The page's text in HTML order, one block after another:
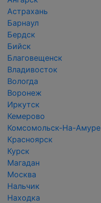
Астрахань
Барнаул
Бердск
Бийск
Благовещенск
Владивосток
Вологда
Воронеж
Иркутск
Кемерово
Комсомольск-На-Амуре
Красноярск
Курск
Магадан
Москва
Нальчик
Находка